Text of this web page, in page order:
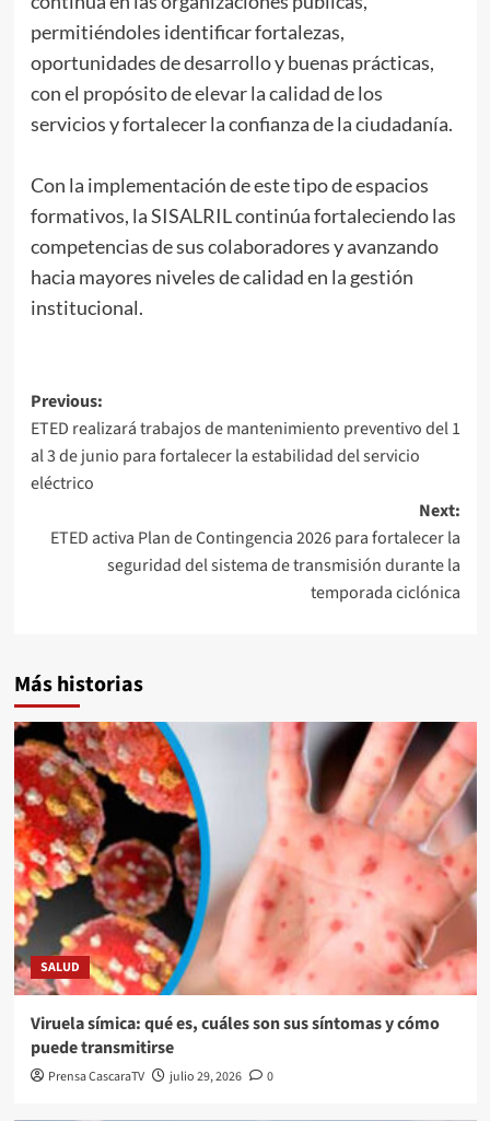
permitiéndoles identificar fortalezas,
oportunidades de desarrollo y buenas prácticas,
con el propósito de elevar la calidad de los
servicios y fortalecer la confianza de la ciudadanía.
Con la implementación de este tipo de espacios
formativos, la SISALRIL continúa fortaleciendo las
competencias de sus colaboradores y avanzando
hacia mayores niveles de calidad en la gestión
institucional.
Previous:
ETED realizará trabajos de mantenimiento preventivo del 1
al 3 de junio para fortalecer la estabilidad del servicio
eléctrico
Next:
ETED activa Plan de Contingencia 2026 para fortalecer la
seguridad del sistema de transmisión durante la
temporada ciclónica
Más historias
SALUD
Viruela símica: qué es, cuáles son sus síntomas y cómo
puede transmitirse
Prensa CascaraTV julio 29, 2026 0